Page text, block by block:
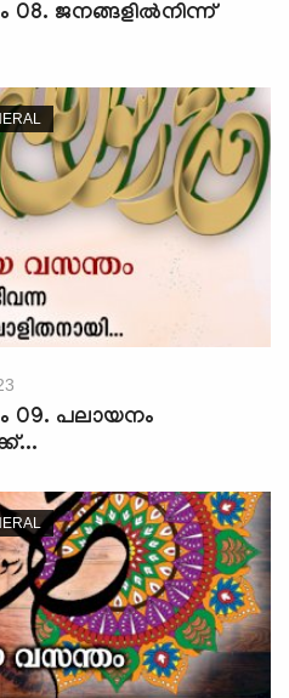
ജനങ്ങളില്‍നിന്ന്
പലായനം